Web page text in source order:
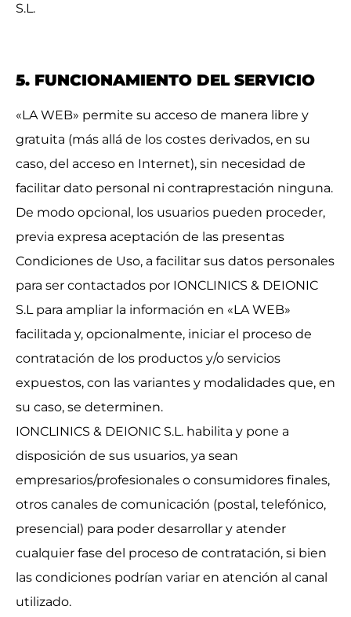
S.L.
5. FUNCIONAMIENTO DEL SERVICIO
«LA WEB» permite su acceso de manera libre y
gratuita (más allá de los costes derivados, en su
caso, del acceso en Internet), sin necesidad de
facilitar dato personal ni contraprestación ninguna.
De modo opcional, los usuarios pueden proceder,
previa expresa aceptación de las presentas
Condiciones de Uso, a facilitar sus datos personales
para ser contactados por IONCLINICS & DEIONIC
S.L para ampliar la información en «LA WEB»
facilitada y, opcionalmente, iniciar el proceso de
contratación de los productos y/o servicios
expuestos, con las variantes y modalidades que, en
su caso, se determinen.
IONCLINICS & DEIONIC S.L. habilita y pone a
disposición de sus usuarios, ya sean
empresarios/profesionales o consumidores finales,
otros canales de comunicación (postal, telefónico,
presencial) para poder desarrollar y atender
cualquier fase del proceso de contratación, si bien
las condiciones podrían variar en atención al canal
utilizado.